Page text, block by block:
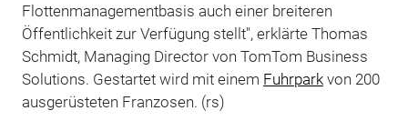
Flottenmanagementbasis auch einer breiteren
Öffentlichkeit zur Verfügung stellt", erklärte Thomas
Schmidt, Managing Director von TomTom Business
Solutions. Gestartet wird mit einem Fuhrparkvon 200
ausgerüsteten Franzosen. (rs)